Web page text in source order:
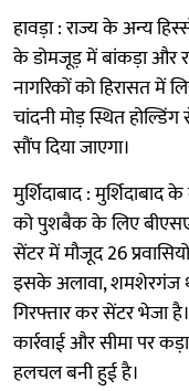
हावड़ा : राज्य के अन्य
के डोमजूड़ में बांकड़ा और
नागरिकों को हिरासत में
चांदनी मोड़ स्थित
सौंप दिया जाएगा।
मुर्शिदाबाद :
को पुशबैक के लिए
सेंटर में मौजूद 26
इसके अलावा, शमशेरगंज
गिरफ्तार कर सेंटर भेजा
कार्रवाई और सीमा पर
हलचल बनी हुई है।